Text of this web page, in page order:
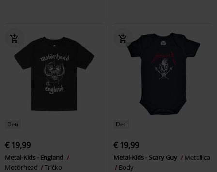
Deti
€ 19,99
Metal-Kids - England
Motörhead
Tričko
Deti
€ 19,99
Metal-Kids - Scary Guy
Metallica
Body